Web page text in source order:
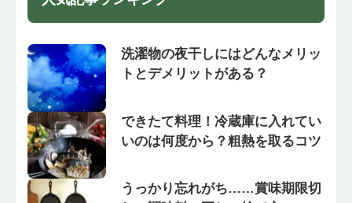
洗濯物の夜干しにはどんなメリッ
トとデメリットがある？
できたて料理！冷蔵庫に入れてい
いのは何度から？粗熱を取るコツ
うっかり忘れがち……賞味期限切